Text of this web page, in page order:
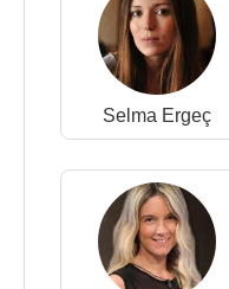
Selma Ergeç